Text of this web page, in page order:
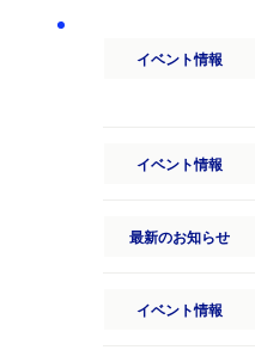
イベント情報
イベント情報
最新のお知らせ
イベント情報